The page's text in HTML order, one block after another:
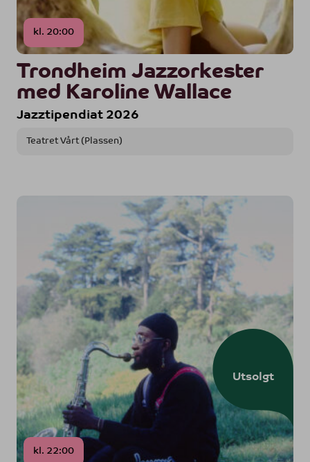
kl. 20:00
Trondheim Jazzorkester
med Karoline Wallace
Jazztipendiat 2026
Teatret Vårt (Plassen)
kl. 22:00
Utsolgt